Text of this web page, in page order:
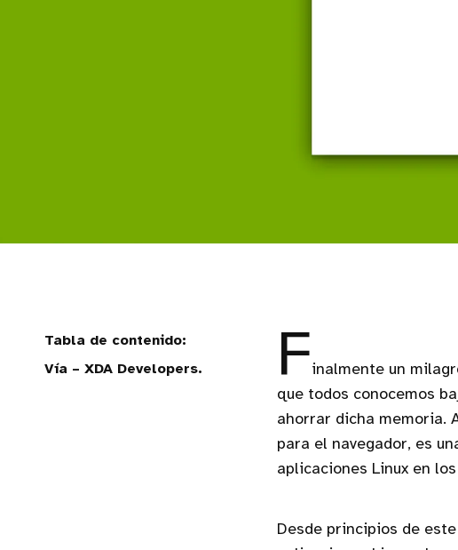
Vía – XDA Developers. Finalmente un
que todos conocemos
ahorrar dicha memoria.
para el navegador, es
aplicaciones Linux en
Desde principios de